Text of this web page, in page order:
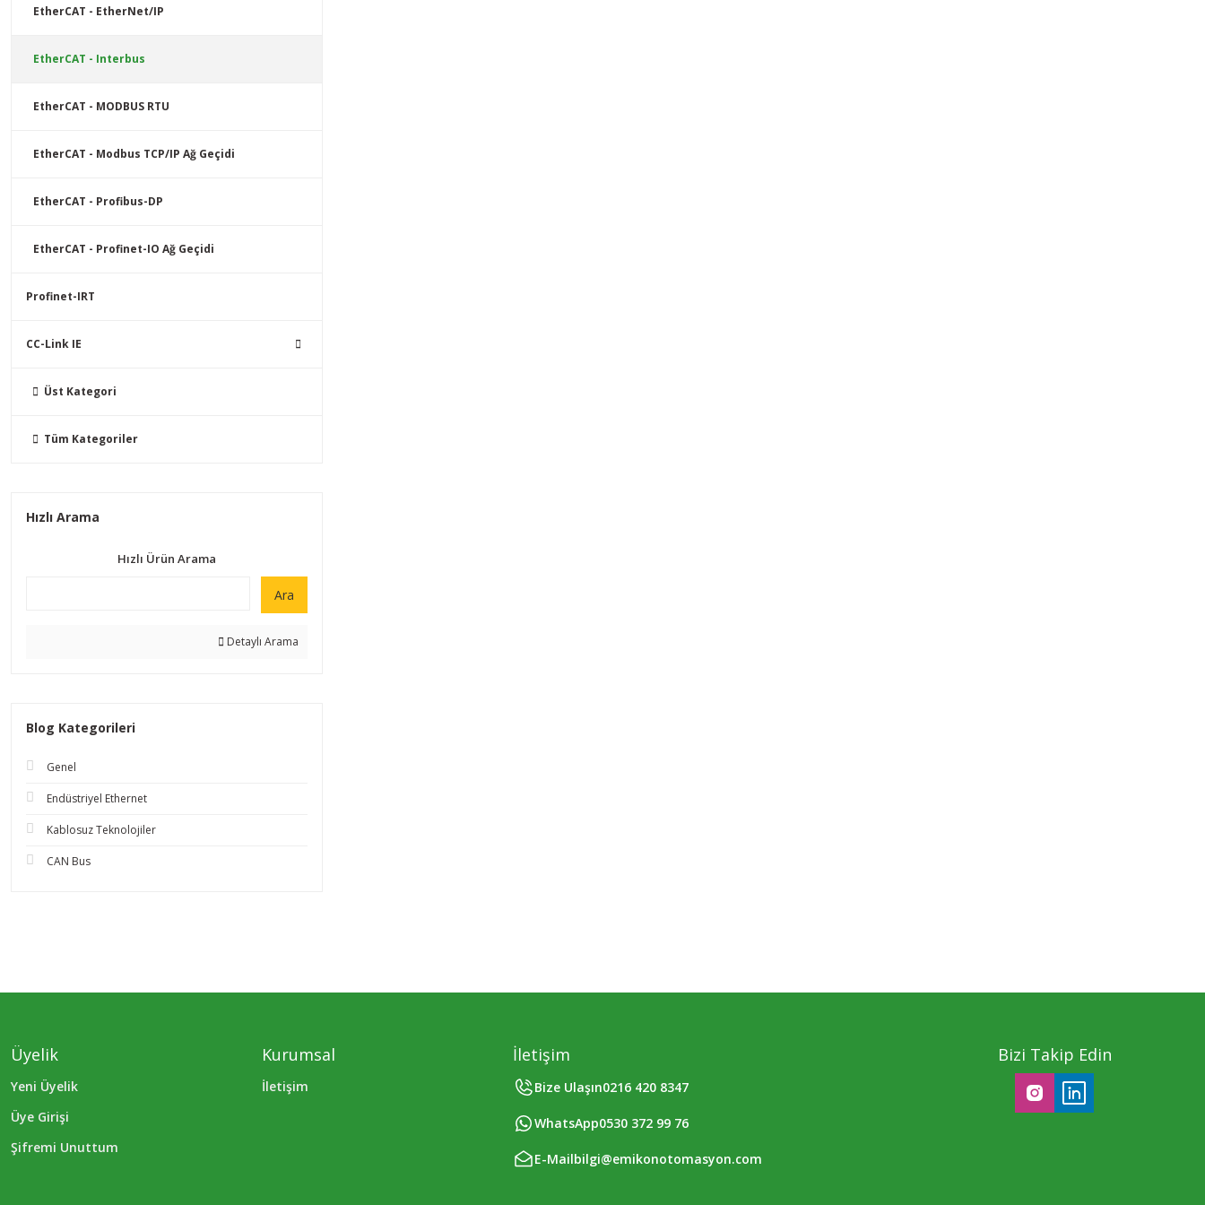
EtherCAT - EtherNet/IP
EtherCAT - Interbus
EtherCAT - MODBUS RTU
EtherCAT - Modbus TCP/IP Ağ Geçidi
EtherCAT - Profibus-DP
EtherCAT - Profinet-IO Ağ Geçidi
Profinet-IRT
CC-Link IE
Üst Kategori
Tüm Kategoriler
Hızlı Arama
Hızlı Ürün Arama
Ara
Detaylı Arama
Blog Kategorileri
Genel
Endüstriyel Ethernet
Kablosuz Teknolojiler
CAN Bus
Üyelik
Yeni Üyelik
Üye Girişi
Şifremi Unuttum
Kurumsal
İletişim
İletişim
Bize Ulaşın0216 420 8347
WhatsApp0530 372 99 76
E-Mailbilgi@emikonotomasyon.com
Bizi Takip Edin